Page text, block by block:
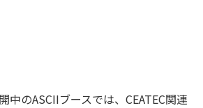
中のASCIIブースでは、CEATEC関連